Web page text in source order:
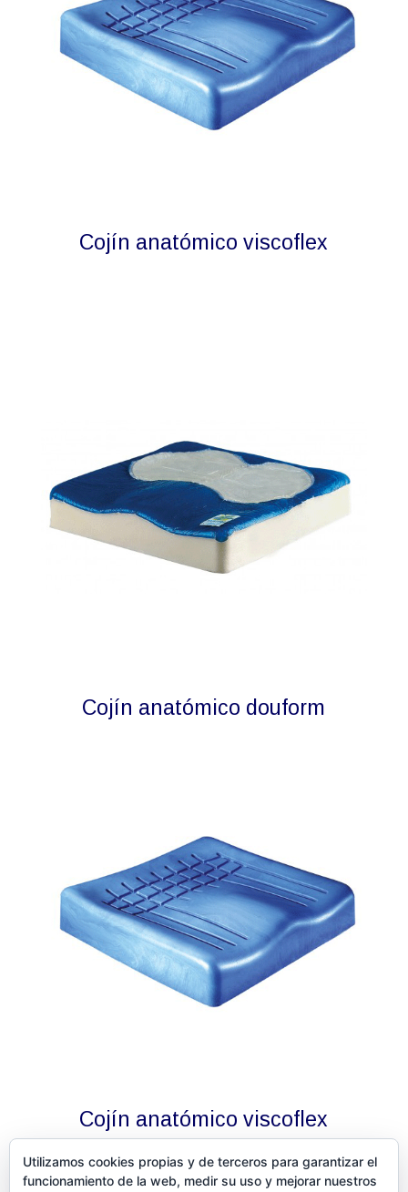
Cojín anatómico viscoflex
Cojín anatómico douform
Cojín anatómico viscoflex
Utilizamos cookies propias y de terceros para garantizar el
funcionamiento de la web, medir su uso y mejorar nuestros